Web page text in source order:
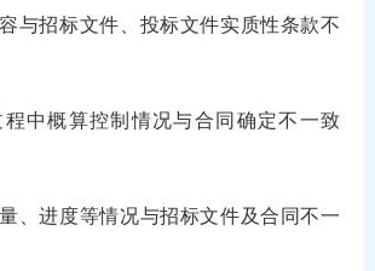
招标文件、投标文件实质性条款不
概算控制情况与合同确定不一致
进度等情况与招标文件及合同不一